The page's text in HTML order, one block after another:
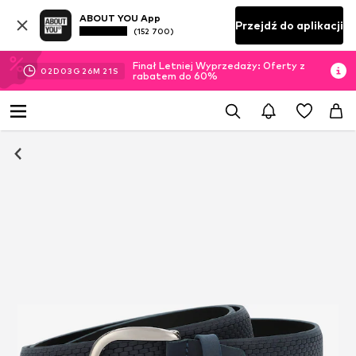
ABOUT YOU App
(152 700) Przejdź do aplikacji
02D 03 G 26M 20S
Finał Letniej Wyprzedaży: Oferty z
rabatem do 60%